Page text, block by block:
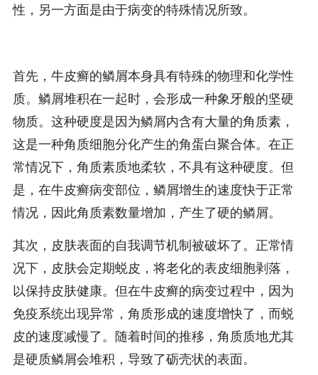
性，另一方面是由于病变的特殊情况所致。
首先，牛皮癣的鳞屑本身具有特殊的物理和化学性
质。鳞屑堆积在一起时，会形成一种象牙般的坚硬
物质。这种硬度是因为鳞屑内含有大量的角质素，
这是一种角质细胞分化产生的角蛋白聚合体。在正
常情况下，角质素质地柔软，不具有这种硬度。但
是，在牛皮癣病变部位，鳞屑增生的速度快于正常
情况，因此角质素数量增加，产生了硬的鳞屑。
其次，皮肤表面的自我调节机制被破坏了。正常情
况下，皮肤会定期蜕皮，将老化的表皮细胞剥落，
以保持皮肤健康。但在牛皮癣的病变过程中，因为
免疫系统出现异常，角质形成的速度增快了，而蜕
皮的速度减慢了。随着时间的推移，角质质地尤其
是硬质鳞屑会堆积，导致了砺壳状的表面。